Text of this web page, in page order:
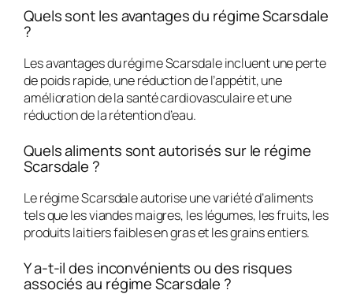
Quels sont les avantages du régime Scarsdale
?
Les avantages du régime Scarsdale incluent une perte
de poids rapide, une réduction de l’appétit, une
amélioration de la santé cardiovasculaire et une
réduction de la rétention d’eau.
Quels aliments sont autorisés sur le régime
Scarsdale ?
Le régime Scarsdale autorise une variété d’aliments
tels que les viandes maigres, les légumes, les fruits, les
produits laitiers faibles en gras et les grains entiers.
Y a-t-il des inconvénients ou des risques
associés au régime Scarsdale ?